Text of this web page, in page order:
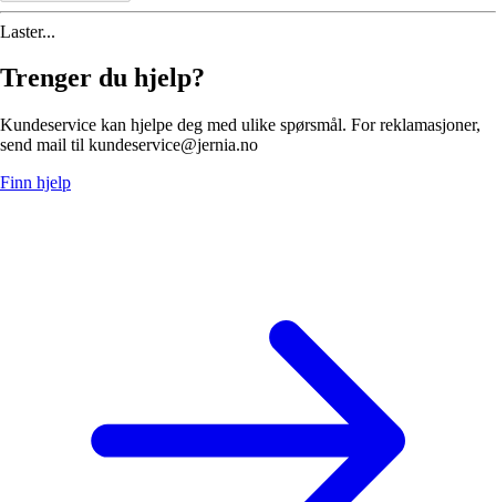
Laster...
Trenger du hjelp?
Kundeservice kan hjelpe deg med ulike spørsmål. For reklamasjoner,
send mail til kundeservice@jernia.no
Finn hjelp